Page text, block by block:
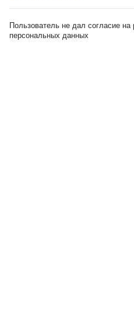
Пользователь не дал согласие на
персональных данных